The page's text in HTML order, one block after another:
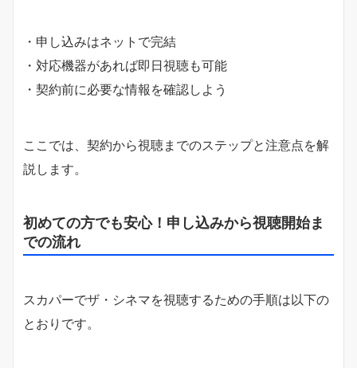
・申し込みはネットで完結
・対応機器があれば即日視聴も可能
・契約前に必要な情報を確認しよう
ここでは、契約から視聴までのステップと注意点を解
説します。
初めての方でも安心！申し込みから視聴開始ま
での流れ
スカパーでザ・シネマを視聴するための手順は以下の
とおりです。